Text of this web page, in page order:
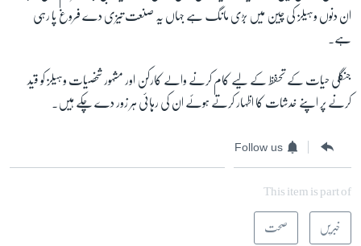
ان دنوں وہیلز کی چین میں بڑی مانگ ہے جہاں یہ صنعت تیزی دے فروغ پا رہی
ہے۔
جنگلی حیات کے تحفظ کے لیے کام کرنے والے کارکن اور مشہور شخصیات وہیلز کو قید
کرنے پر اپنے خدشات کا اظہار کرتے ہوئے ان کی رہائی ہر زور دے چکے ہیں۔
Follow us
This item is part of
خبریں صحت